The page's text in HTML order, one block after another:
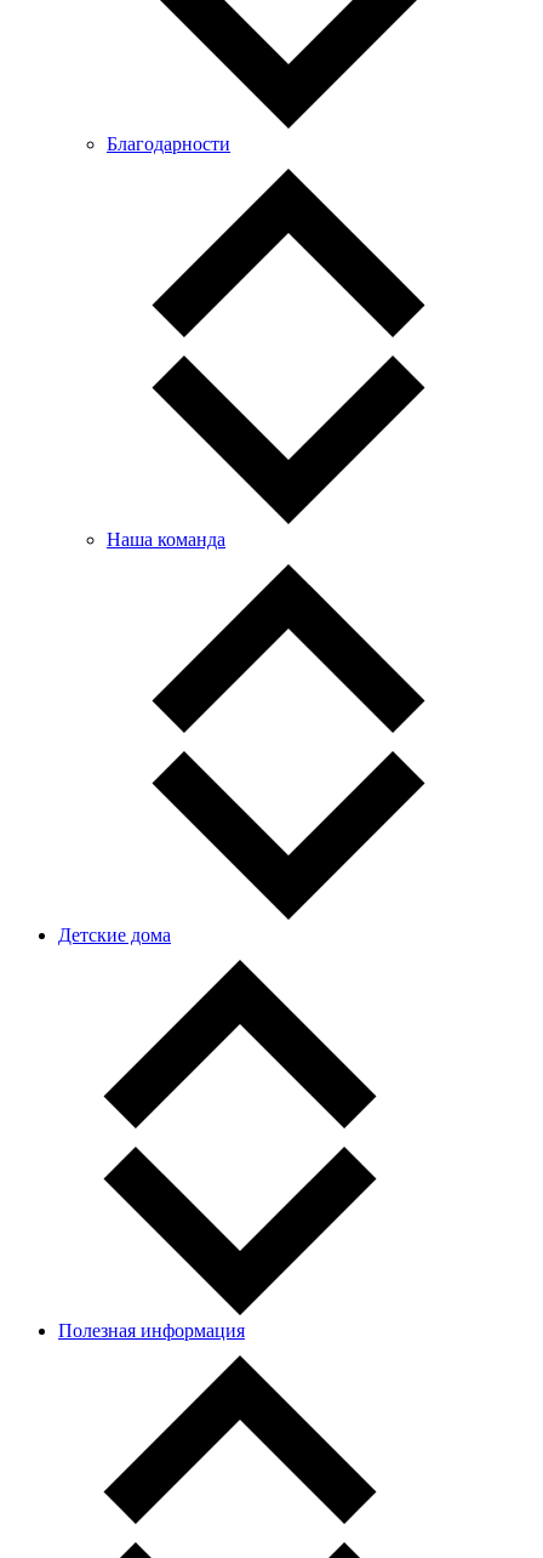
Благодарности
Наша команда
Детские дома
Полезная информация